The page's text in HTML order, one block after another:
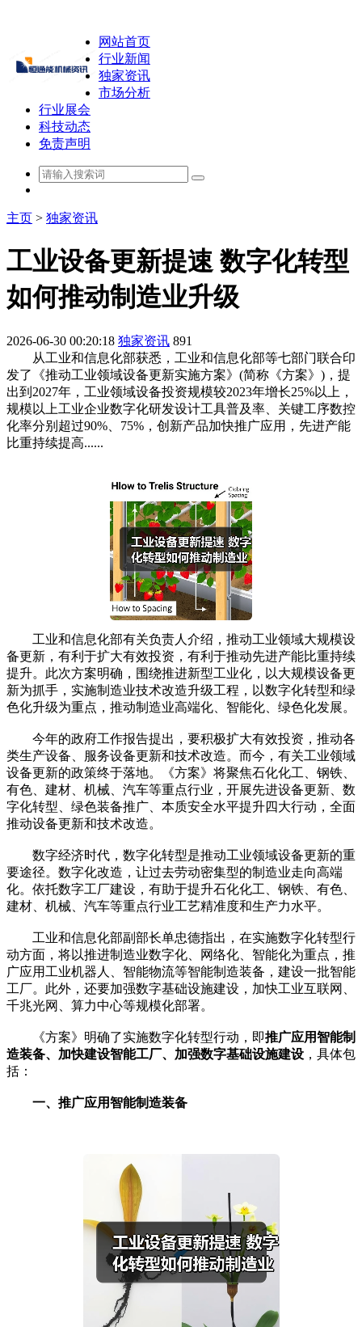
网站首页
行业新闻
独家资讯
市场分析
行业展会
科技动态
免责声明
主页 > 独家资讯
工业设备更新提速 数字化转型
如何推动制造业升级
2026-06-30 00:20:18 独家资讯 891
从工业和信息化部获悉，工业和信息化部等七部门联合印
发了《推动工业领域设备更新实施方案》(简称《方案》)，提
出到2027年，工业领域设备投资规模较2023年增长25%以上，
规模以上工业企业数字化研发设计工具普及率、关键工序数控
化率分别超过90%、75%，创新产品加快推广应用，先进产能
比重持续提高......
工业和信息化部有关负责人介绍，推动工业领域大规模设
备更新，有利于扩大有效投资，有利于推动先进产能比重持续
提升。此次方案明确，围绕推进新型工业化，以大规模设备更
新为抓手，实施制造业技术改造升级工程，以数字化转型和绿
色化升级为重点，推动制造业高端化、智能化、绿色化发展。
今年的政府工作报告提出，要积极扩大有效投资，推动各
类生产设备、服务设备更新和技术改造。而今，有关工业领域
设备更新的政策终于落地。《方案》将聚焦石化化工、钢铁、
有色、建材、机械、汽车等重点行业，开展先进设备更新、数
字化转型、绿色装备推广、本质安全水平提升四大行动，全面
推动设备更新和技术改造。
数字经济时代，数字化转型是推动工业领域设备更新的重
要途径。数字化改造，让过去劳动密集型的制造业走向高端
化。依托数字工厂建设，有助于提升石化化工、钢铁、有色、
建材、机械、汽车等重点行业工艺精准度和生产力水平。
工业和信息化部副部长单忠德指出，在实施数字化转型行
动方面，将以推进制造业数字化、网络化、智能化为重点，推
广应用工业机器人、智能物流等智能制造装备，建设一批智能
工厂。此外，还要加强数字基础设施建设，加快工业互联网、
千兆光网、算力中心等规模化部署。
《方案》明确了实施数字化转型行动，即推广应用智能制
造装备、加快建设智能工厂、加强数字基础设施建设 ，具体包
括：
一、推广应用智能制造装备